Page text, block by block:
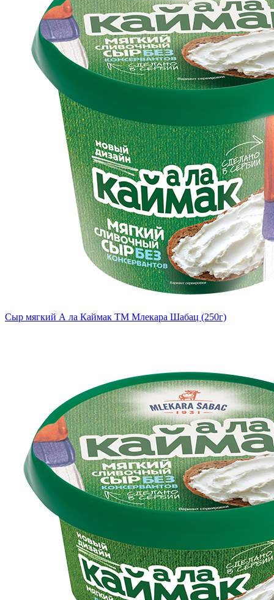
Сыр мягкий А ла Каймак TM Млекара Шабац (250г)